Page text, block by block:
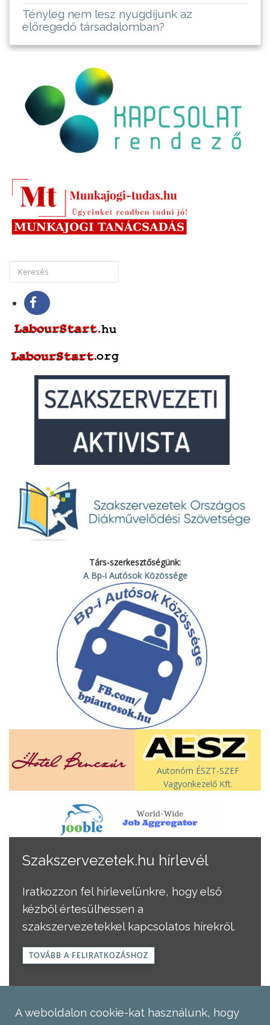
Tényleg nem lesz nyugdíjunk az
elöregedő társadalomban?
Társ-szerkesztőségünk:
A Bp-i Autósok Közössége
Autonóm ÉSZT-SZEF
Vagyonkezelő Kft.
Szakszervezetek.hu hírlevél
Iratkozzon fel hírlevelünkre, hogy első
kézből értesülhessen a
szakszervezetekkel kapcsolatos hírekről.
TOVÁBB A FELIRATKOZÁSHOZ
A weboldalon cookie-kat használunk, hogy